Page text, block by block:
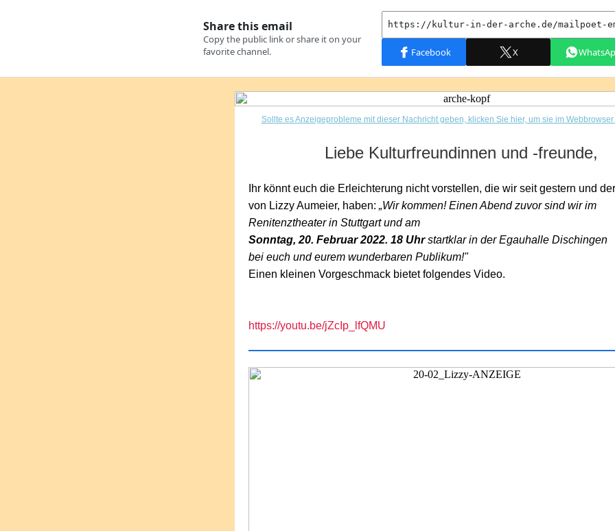
Sollte es Anzeigeprobleme mit dieser Nachricht geben, klicken Sie hier, um sie im
Liebe Kulturfreundinnen und -freunde,
Ihr könnt euch die Erleichterung nicht vorstellen, die wir seit gestern und
von Lizzy Aumeier, haben: „Wir kommen! Einen Abend zuvor sind wir im
Renitenztheater in Stuttgart und am
Sonntag, 20. Februar 2022. 18 Uhrstartklar in der Egauhalle Dischingen
bei euch und eurem wunderbaren Publikum!"
Einen kleinen Vorgeschmack bietet folgendes Video.
https://youtu.be/jZcIp_lfQMU